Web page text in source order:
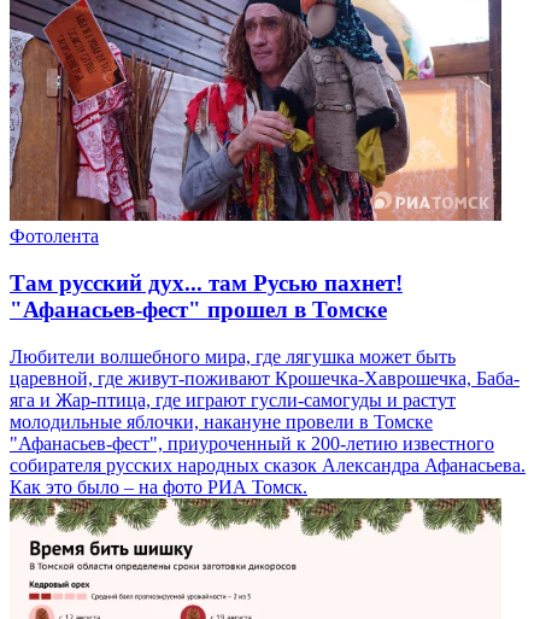
Фотолента
Там русский дух... там Русью пахнет!
"Афанасьев-фест" прошел в Томске
Любители волшебного мира, где лягушка может быть
царевной, где живут-поживают Крошечка-Хаврошечка, Баба-
яга и Жар-птица, где играют гусли-самогуды и растут
молодильные яблочки, накануне провели в Томске
"Афанасьев-фест", приуроченный к 200-летию известного
собирателя русских народных сказок Александра Афанасьева.
Как это было – на фото РИА Томск.